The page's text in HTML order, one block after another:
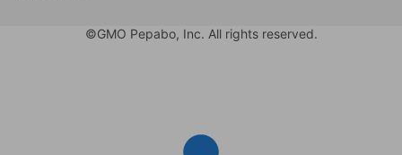
©GMO Pepabo, Inc. All rights reserved.